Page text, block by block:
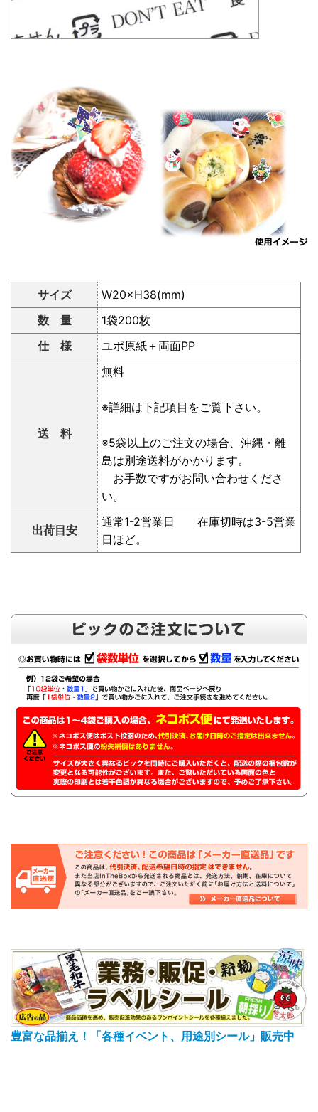
サイズ
W20×H38(mm)
数 量
1袋200枚
仕 様
ユポ原紙＋両面PP
送 料
無料
※詳細は下記項目をご覧下さい。
※5袋以上のご注文の場合、沖縄・離
島は別途送料がかかります。
お手数ですがお問い合わせくださ
い。
出荷目安
通常1-2営業日 在庫切時は3-5営業
日ほど。
豊富な品揃え！「各種イベント、用途別シール」販売中